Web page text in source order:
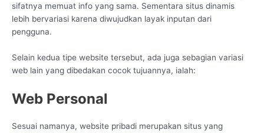
sifatnya memuat info yang sama. Sementara situs dinamis
lebih bervariasi karena diwujudkan layak inputan dari
pengguna.
Selain kedua tipe website tersebut, ada juga sebagian variasi
web lain yang dibedakan cocok tujuannya, ialah:
Web Personal
Sesuai namanya, website pribadi merupakan situs yang